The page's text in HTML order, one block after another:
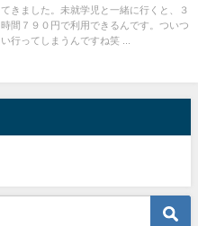
てきました。未就学児と一緒に行くと、３
時間７９０円で利用できるんです。ついつ
い行ってしまうんですね笑 ...